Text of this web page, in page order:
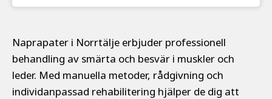
Naprapater i Norrtälje erbjuder professionell
behandling av smärta och besvär i muskler och
leder. Med manuella metoder, rådgivning och
individanpassad rehabilitering hjälper de dig att